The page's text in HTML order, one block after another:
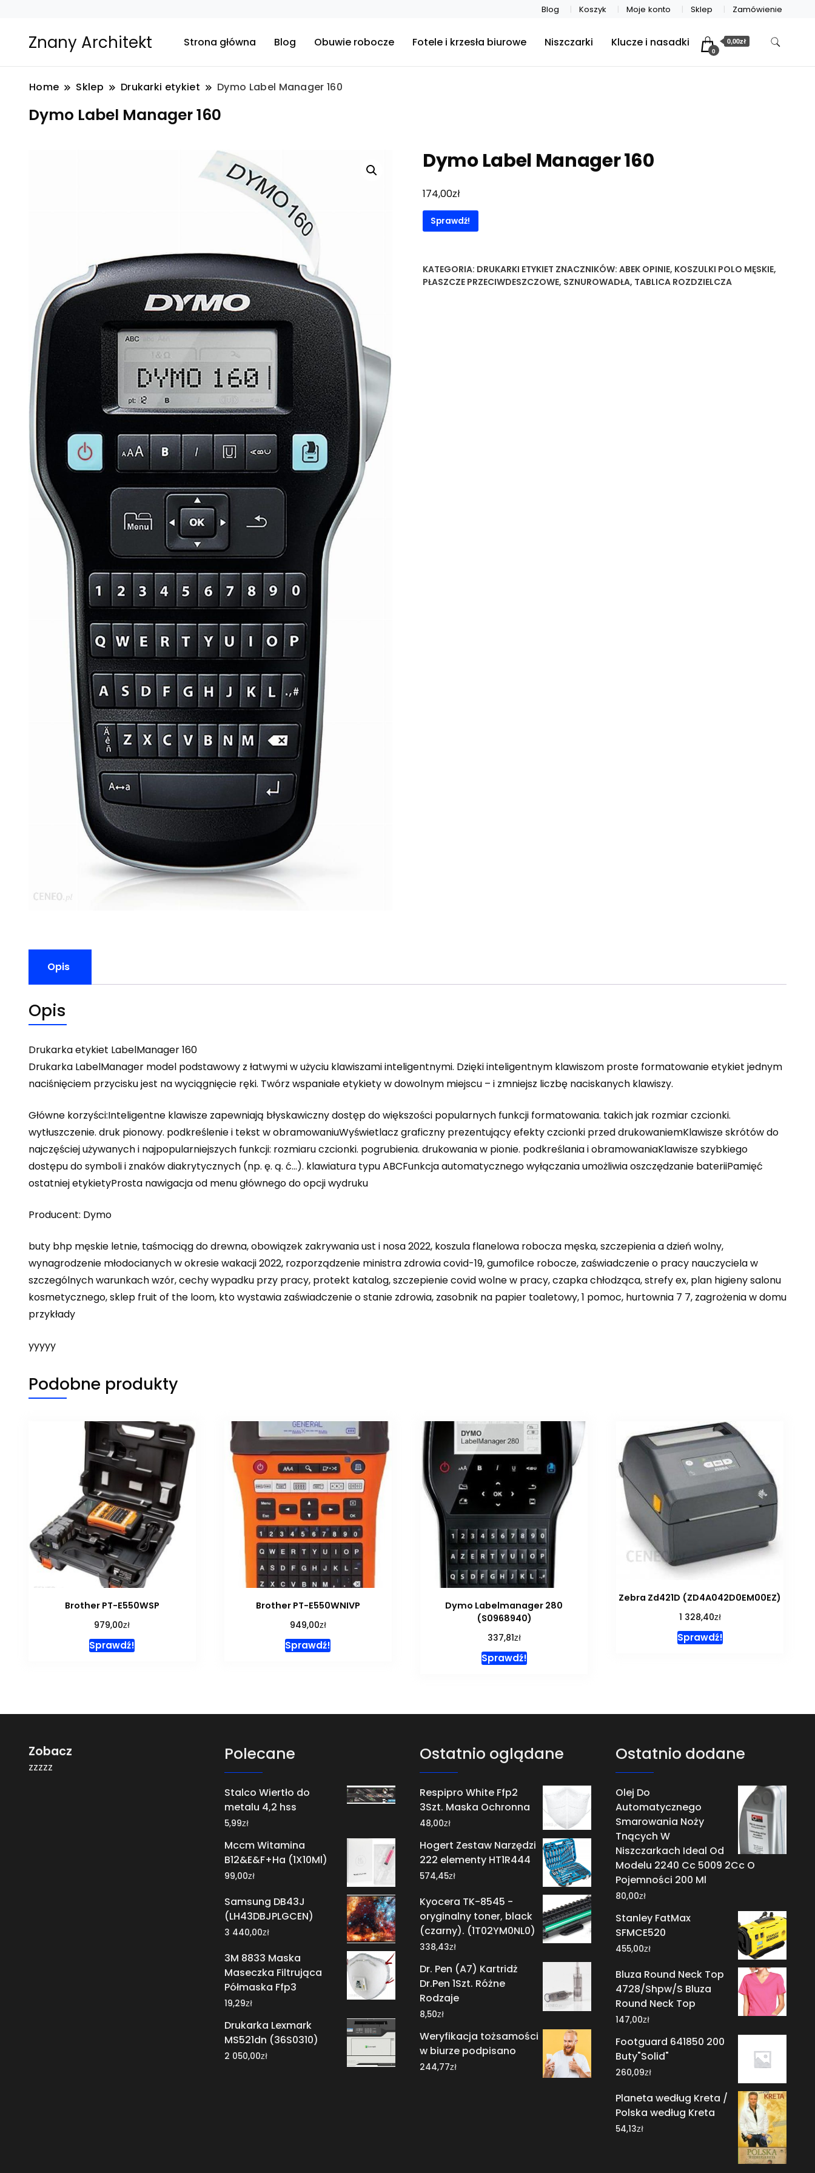
Blog Koszyk Moje konto Sklep Zamówienie
Znany Architekt Strona główna Blog Obuwie robocze Fotele i krzesła biurowe Niszczarki Klucze i nasadki
0
0,00zł
Home Sklep Drukarki etykiet Dymo Label Manager 160
Dymo Label Manager 160
Dymo Label Manager 160
174,00zł
Sprawdź!
KATEGORIA: DRUKARKI ETYKIET ZNACZNIKÓW: ABEK OPINIE, KOSZULKI POLO MĘSKIE,
PŁASZCZE PRZECIWDESZCZOWE, SZNUROWADŁA, TABLICA ROZDZIELCZA
Opis
Opis
Drukarka etykiet LabelManager 160
Drukarka LabelManager model podstawowy z łatwymi w użyciu klawiszami inteligentnymi. Dzięki inteligentnym klawiszom proste formatowanie etykiet jednym
naciśnięciem przycisku jest na wyciągnięcie ręki. Twórz wspaniałe etykiety w dowolnym miejscu – i zmniejsz liczbę naciskanych klawiszy.
Główne korzyści:Inteligentne klawisze zapewniają błyskawiczny dostęp do większości popularnych funkcji formatowania. takich jak rozmiar czcionki.
wytłuszczenie. druk pionowy. podkreślenie i tekst w obramowaniuWyświetlacz graficzny prezentujący efekty czcionki przed drukowaniemKlawisze skrótów do
najczęściej używanych i najpopularniejszych funkcji: rozmiaru czcionki. pogrubienia. drukowania w pionie. podkreślania i obramowaniaKlawisze szybkiego
dostępu do symboli i znaków diakrytycznych (np. ę. ą. ć…). klawiatura typu ABCFunkcja automatycznego wyłączania umożliwia oszczędzanie bateriiPamięć
ostatniej etykietyProsta nawigacja od menu głównego do opcji wydruku
Producent: Dymo
buty bhp męskie letnie, taśmociąg do drewna, obowiązek zakrywania ust i nosa 2022, koszula flanelowa robocza męska, szczepienia a dzień wolny,
wynagrodzenie młodocianych w okresie wakacji 2022, rozporządzenie ministra zdrowia covid-19, gumofilce robocze, zaświadczenie o pracy nauczyciela w
szczególnych warunkach wzór, cechy wypadku przy pracy, protekt katalog, szczepienie covid wolne w pracy, czapka chłodząca, strefy ex, plan higieny salonu
kosmetycznego, sklep fruit of the loom, kto wystawia zaświadczenie o stanie zdrowia, zasobnik na papier toaletowy, 1 pomoc, hurtownia 7 7, zagrożenia w domu
przykłady
yyyyy
Podobne produkty
Brother PT-E550WSP
979,00zł
Sprawdź!
Brother PT-E550WNIVP
949,00zł
Sprawdź!
Dymo Labelmanager 280
(S0968940)
337,81zł
Sprawdź!
Zebra Zd421D (ZD4A042D0EM00EZ)
1 328,40zł
Sprawdź!
Zobacz
zzzzz
Polecane
Stalco Wiertło do
metalu 4,2 hss
5,99zł
Mccm Witamina
B12&E&F+Ha (1X10Ml)
99,00zł
Samsung DB43J
(LH43DBJPLGCEN)
3 440,00zł
3M 8833 Maska
Maseczka Filtrująca
Półmaska Ffp3
19,29zł
Drukarka Lexmark
MS521dn (36S0310)
2 050,00zł
Ostatnio oglądane
Respipro White Ffp2
3Szt. Maska Ochronna
48,00zł
Hogert Zestaw Narzędzi
222 elementy HT1R444
574,45zł
Kyocera TK-8545 -
oryginalny toner, black
(czarny). (1T02YM0NL0)
338,43zł
Dr. Pen (A7) Kartridż
Dr.Pen 1Szt. Różne
Rodzaje
8,50zł
Weryfikacja tożsamości
w biurze podpisano
244,77zł
Ostatnio dodane
Olej Do
Automatycznego
Smarowania Noży
Tnących W
Niszczarkach Ideal Od
Modelu 2240 Cc 5009 2Cc O
Pojemności 200 Ml
80,00zł
Stanley FatMax
SFMCE520
455,00zł
Bluza Round Neck Top
4728/Shpw/S Bluza
Round Neck Top
147,00zł
Footguard 641850 200
Buty"Solid"
260,09zł
Planeta według Kreta /
Polska według Kreta
54,13zł